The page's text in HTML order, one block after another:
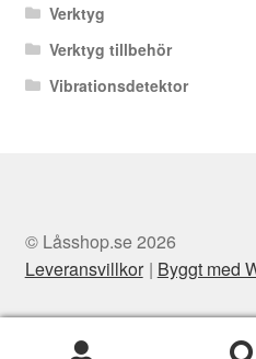
Verktyg
Verktyg tillbehör
Vibrationsdetektor
© Låsshop.se 2026
Leveransvillkor
Byggt med